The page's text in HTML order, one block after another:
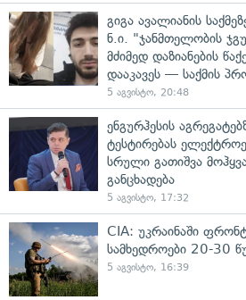
გიგა ავალიანის
ნ.ი. "ჯანმთელობის
მძიმედ დაზიანების
დააკავეს — საქმის
5 აგვისტო, 20:48
ენგურჰესის
ტესტირებას
სრული გათიშვა
განცხადება
5 აგვისტო, 17:32
CIA: უკრაინაში
სამხედროები 20-30
5 აგვისტო, 16:39